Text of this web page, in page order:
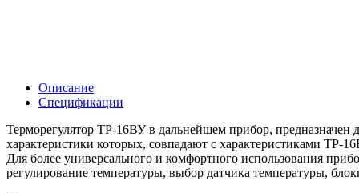
Описание
Спецификации
Терморегулятор ТР-16ВУ в дальнейшем прибор, предназначен
характеристики которых, совпадают с характеристиками ТР-
Для более универсального и комфортного использования
регулирование температуры, выбор датчика температуры,